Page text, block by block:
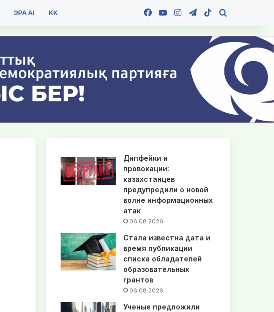
ЭРА AI KK Facebook
YouTubeInstagramTelegram
TikTok
Дипфейки и
провокации:
казахстанцев
предупредили о новой
волне информационных
атак
06.08.2026
Стала известна дата и
время публикации
списка обладателей
образовательных
грантов
06.08.2026
Ученые предложили